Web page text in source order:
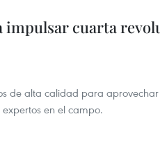
impulsar cuarta
de alta calidad para
en el campo.